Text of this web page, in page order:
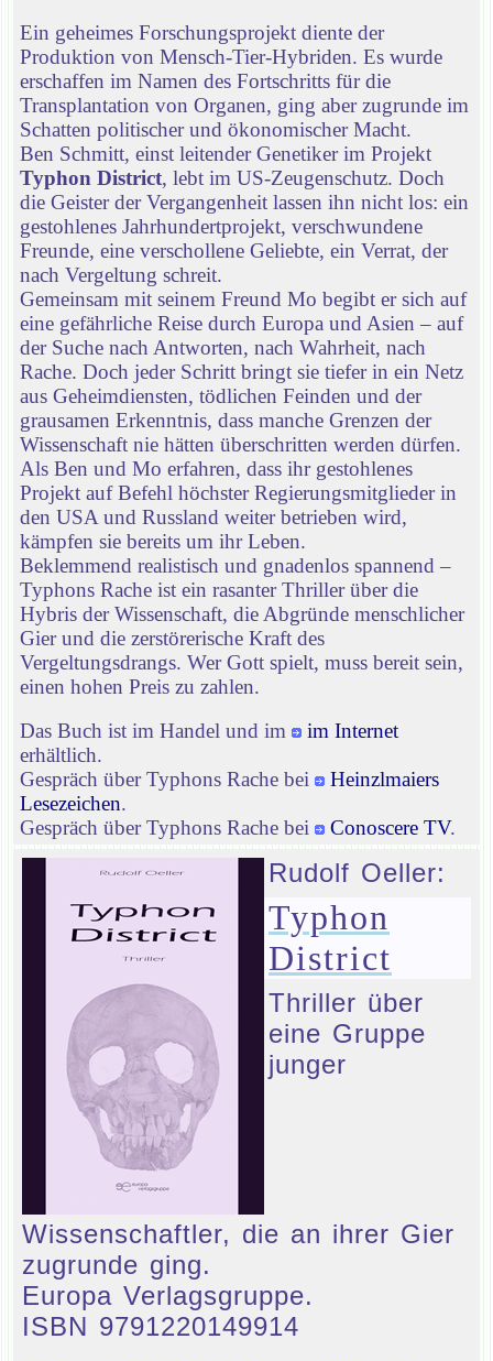
Ein geheimes Forschungsprojekt diente der
Produktion von Mensch-Tier-Hybriden. Es wurde
erschaffen im Namen des Fortschritts für die
Transplantation von Organen, ging aber zugrunde im
Schatten politischer und ökonomischer Macht.
Ben Schmitt, einst leitender Genetiker im Projekt
Typhon District, lebt im US-Zeugenschutz. Doch
die Geister der Vergangenheit lassen ihn nicht los: ein
gestohlenes Jahrhundertprojekt, verschwundene
Freunde, eine verschollene Geliebte, ein Verrat, der
nach Vergeltung schreit.
Gemeinsam mit seinem Freund Mo begibt er sich auf
eine gefährliche Reise durch Europa und Asien – auf
der Suche nach Antworten, nach Wahrheit, nach
Rache. Doch jeder Schritt bringt sie tiefer in ein Netz
aus Geheimdiensten, tödlichen Feinden und der
grausamen Erkenntnis, dass manche Grenzen der
Wissenschaft nie hätten überschritten werden dürfen.
Als Ben und Mo erfahren, dass ihr gestohlenes
Projekt auf Befehl höchster Regierungsmitglieder in
den USA und Russland weiter betrieben wird,
kämpfen sie bereits um ihr Leben.
Beklemmend realistisch und gnadenlos spannend –
Typhons Rache ist ein rasanter Thriller über die
Hybris der Wissenschaft, die Abgründe menschlicher
Gier und die zerstörerische Kraft des
Vergeltungsdrangs. Wer Gott spielt, muss bereit sein,
einen hohen Preis zu zahlen.
Das Buch ist im Handel und im
im Internet
erhältlich.
Gespräch über Typhons Rache bei
Heinzlmaiers
Lesezeichen.
Gespräch über Typhons Rache bei
Conoscere TV.
Rudolf Oeller:
Typhon
District
Thriller über
eine Gruppe
junger
Wissenschaftler, die an ihrer Gier
zugrunde ging.
Europa Verlagsgruppe.
ISBN 9791220149914